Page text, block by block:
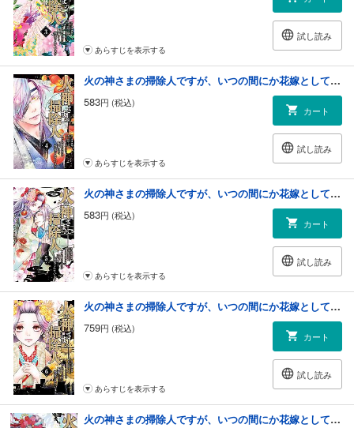
試し読み
あらすじを表示する
火の神さまの掃除人ですが、いつの間にか花嫁として溺愛されています 4
583円 (税込)
カート
試し読み
あらすじを表示する
火の神さまの掃除人ですが、いつの間にか花嫁として溺愛されています 5
583円 (税込)
カート
試し読み
あらすじを表示する
火の神さまの掃除人ですが、いつの間にか花嫁として溺愛されています 6
759円 (税込)
カート
試し読み
あらすじを表示する
火の神さまの掃除人ですが、いつの間にか花嫁として溺愛されています 7